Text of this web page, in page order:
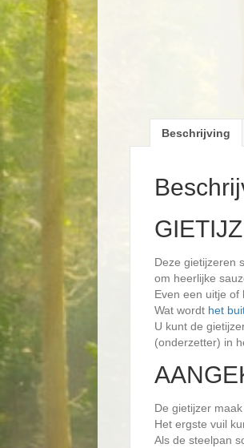
Beschrijving
Deze gietijzeren
om heerlijke
Even een uitje of
Wat wordt het
U kunt de
(onderzetter) in
De gietijzer
Het ergste vuil
Als de steelpan